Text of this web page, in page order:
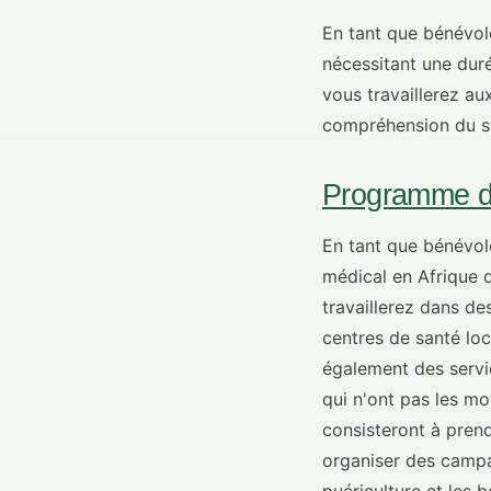
En tant que
nécessitant une
vous travaillerez
compréhension du
Programme
En tant que
médical en Afrique
travaillerez dans
centres de santé
également des
qui n'ont pas les
consisteront à
organiser des